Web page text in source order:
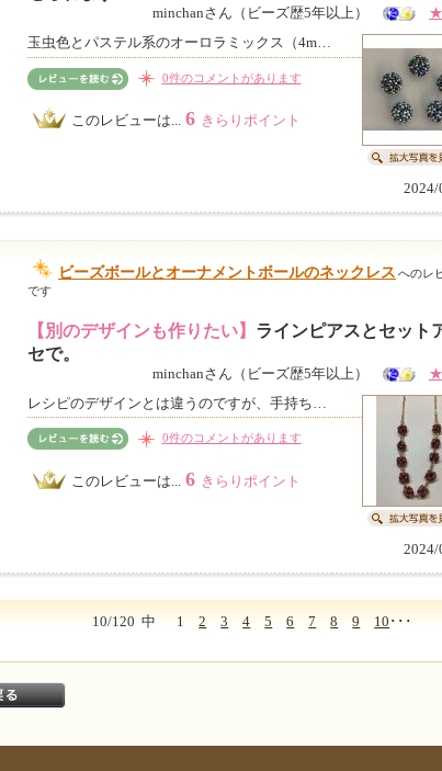
minchanさん（ビーズ歴5年以上）
玉虫色とパステル系のオーロラミックス（4m…
0件のコメントがあります
このレビューは... 6 きらりポイント
2024/
ビーズボールとオーナメントボールのネックレス へのレ
です
【別のデザインも作りたい】 ラインピアスとセット
セで。
minchanさん（ビーズ歴5年以上）
レシピのデザインとは違うのですが、手持ち…
0件のコメントがあります
このレビューは... 6 きらりポイント
2024/
10/120 中 12 3 4 5 6 7 8 9 10 ･･･